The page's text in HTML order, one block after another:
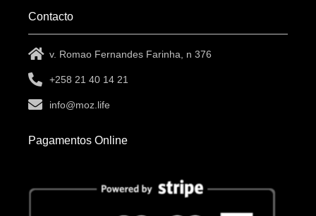
Contacto
v. Romao Fernandes Farinha, n 376
+258 21 40 14 21
info@moz.life
Pagamentos Online